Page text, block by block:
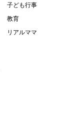
子ども行事
教育
リアルママ